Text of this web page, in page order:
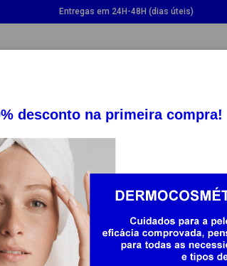
Entregas em 24H-48H (dias úteis)
TOGGLE DROPDOWN
SAÚDETOGGLE DROPDOWN
BEBÉ E MAMÃ